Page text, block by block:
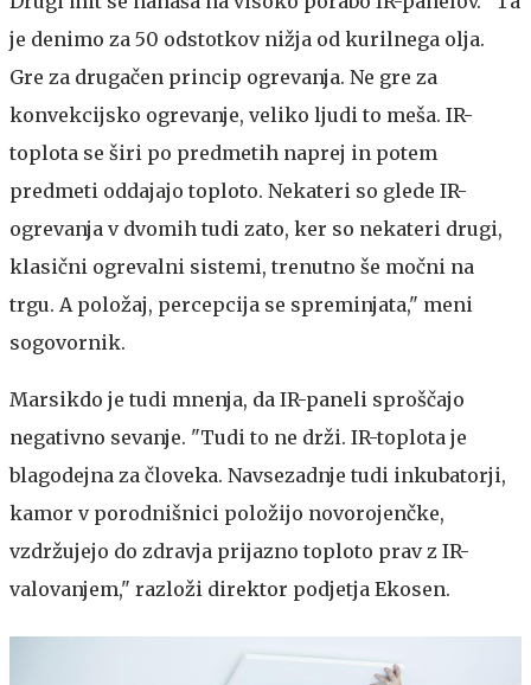
je denimo za 50 odstotkov nižja od kurilnega olja.
Gre za drugačen princip ogrevanja. Ne gre za
konvekcijsko ogrevanje, veliko ljudi to meša. IR-
toplota se širi po predmetih naprej in potem
predmeti oddajajo toploto. Nekateri so glede IR-
ogrevanja v dvomih tudi zato, ker so nekateri drugi,
klasični ogrevalni sistemi, trenutno še močni na
trgu. A položaj, percepcija se spreminjata," meni
sogovornik.
Marsikdo je tudi mnenja, da IR-paneli sproščajo
negativno sevanje. "Tudi to ne drži. IR-toplota je
blagodejna za človeka. Navsezadnje tudi inkubatorji,
kamor v porodnišnici položijo novorojenčke,
vzdržujejo do zdravja prijazno toploto prav z IR-
valovanjem," razloži direktor podjetja Ekosen.